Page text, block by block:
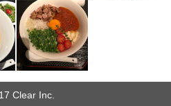
Clear Inc.